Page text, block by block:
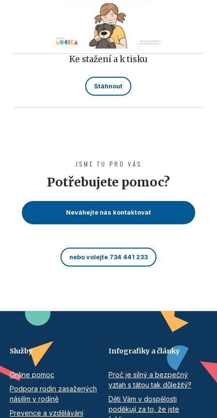
Ke stažení a k tisku
Stáhnout
JSME TU PRO VÁS
Potřebujete pomoc?
Neváhejte nás kontaktovat
nebo volejte 734 441 233
Služby
Online pomoc
Podpora rodin zasažených
násilím v rodině
Prevence a vzdělávání
Infografiky a články
Proč je silný a bezpečný
vztah s tátou tak důležitý?
Děti Vám v dospělosti
poděkují za to, že jste